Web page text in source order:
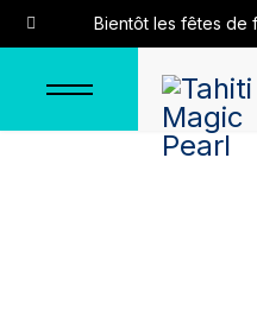
Bientôt les fêtes de